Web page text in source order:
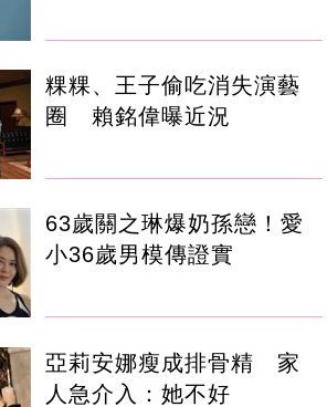
粿粿、王子偷吃消失演藝
圈 賴銘偉曝近況
63歲關之琳爆奶孫戀！愛
小36歲男模傳證實
亞莉安娜瘦成排骨精 家
人急介入：她不好